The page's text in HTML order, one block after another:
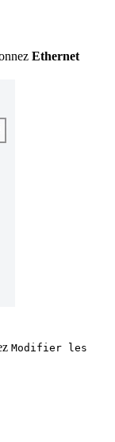
Ethernet
Modifier les